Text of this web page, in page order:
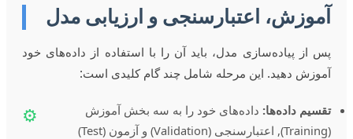
آموزش، اعتبارسنجی و ارزیابی مدل
پس از پیاده‌سازی مدل، باید آن را با استفاده از داده‌های خود
آموزش دهید. این مرحله شامل چند گام کلیدی است:
⚙️ تقسیم داده‌ها: داده‌های خود را به سه بخش آموزش
(Training), اعتبارسنجی (Validation) و آزمون (Test)